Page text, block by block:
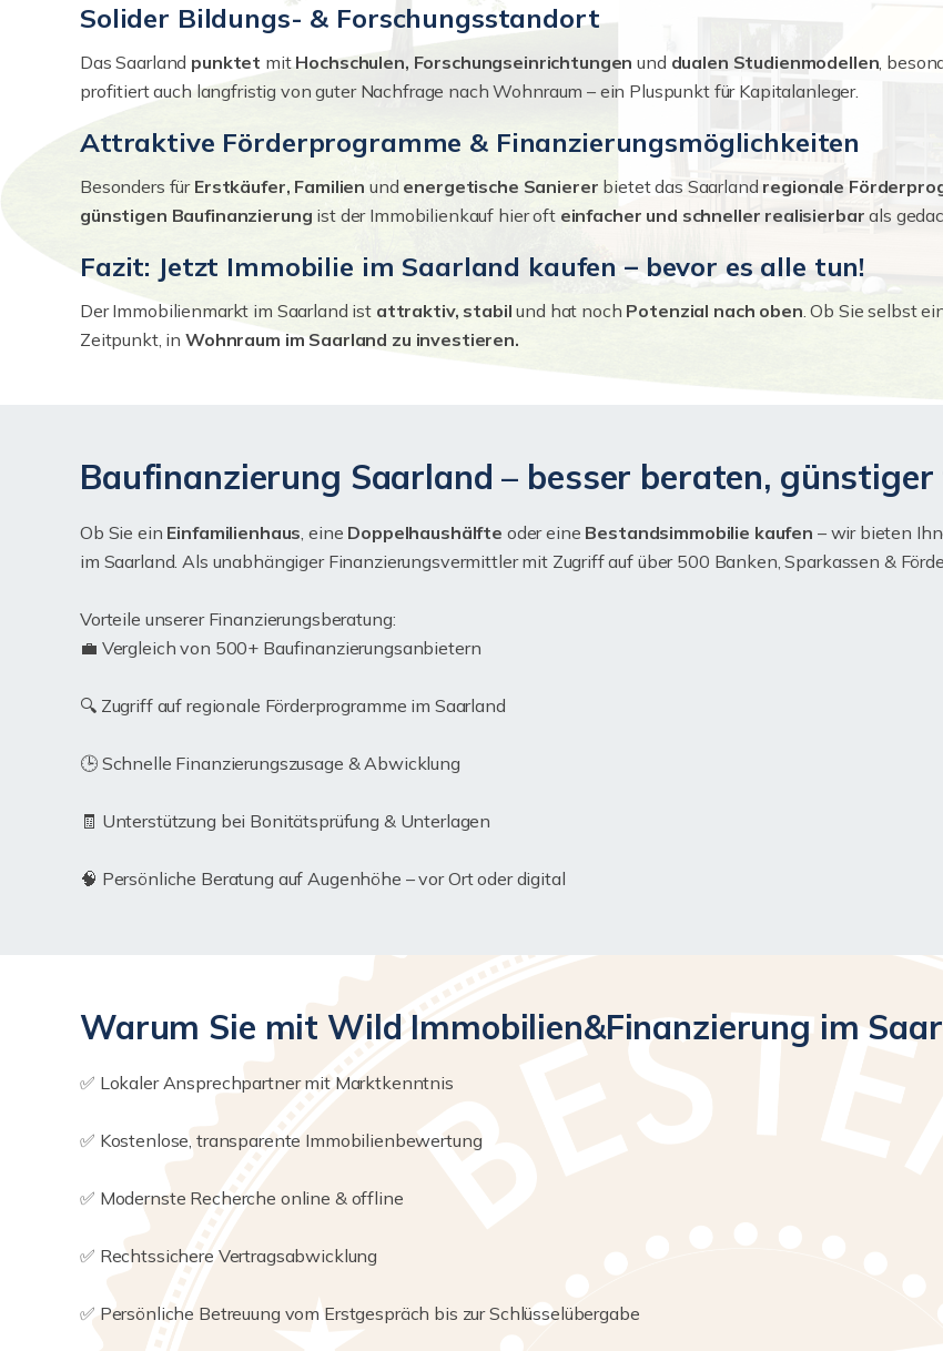
Solider Bildungs- & Forschungsstandort
Das Saarland punktet mit Hochschulen, Forschungseinrichtungen und dualen Studienmodellen,
profitiert auch langfristig von guter Nachfrage nach Wohnraum – ein Pluspunkt für Kapitalanleger.
Attraktive Förderprogramme & Finanzierungsmöglichkeiten
Besonders fürErstkäufer, Familien und energetische Sanierer bietet das Saarland regionale
günstigen Baufinanzierung ist der Immobilienkauf hier ofteinfacher und schneller realisierbar als
Fazit: Jetzt Immobilie im Saarland kaufen – bevor es alle tun!
Der Immobilienmarkt im Saarland istattraktiv, stabil und hat noch Potenzial nach oben. Ob Sie selbst
Zeitpunkt, in Wohnraum im Saarland zu investieren.
Baufinanzierung Saarland – besser beraten,
Ob Sie ein Einfamilienhaus, eine Doppelhaushälfte oder eine Bestandsimmobilie kaufen – wir bieten
im Saarland. Als unabhängiger Finanzierungsvermittler mit Zugriff auf über 500 Banken, Sparkassen &
Vorteile unserer Finanzierungsberatung:
💼 Vergleich von 500+ Baufinanzierungsanbietern
🔍 Zugriff auf regionale Förderprogramme im Saarland
🕒 Schnelle Finanzierungszusage & Abwicklung
🧾 Unterstützung bei Bonitätsprüfung & Unterlagen
🧠 Persönliche Beratung auf Augenhöhe – vor Ort oder digital
Warum Sie mit Wild Immobilien&Finanzierung im
✅ Lokaler Ansprechpartner mit Marktkenntnis
✅ Kostenlose, transparente Immobilienbewertung
✅ Modernste Recherche online & offline
✅ Rechtssichere Vertragsabwicklung
✅ Persönliche Betreuung vom Erstgespräch bis zur Schlüsselübergabe